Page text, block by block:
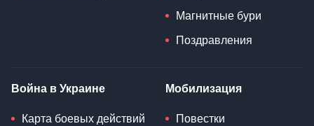
Магнитные бури
Поздравления
Война в Украине
Карта боевых действий
Мобилизация
Повестки